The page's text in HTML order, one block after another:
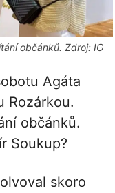
občánků. Zdroj: IG
Agáta
Rozárkou.
občánků.
Soukup?
skoro